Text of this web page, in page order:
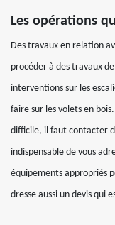
Les opérations
Des travaux en relation
procéder à des travaux
interventions sur les
faire sur les volets en
difficile, il faut contacter
indispensable de vous
équipements appropriés
dresse aussi un devis qui